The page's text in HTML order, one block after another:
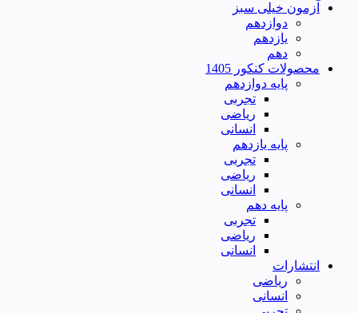
آزمون خیلی سبز
دوازدهم
یازدهم
دهم
محصولات کنکور 1405
پایه دوازدهم
تجربی
ریاضی
انسانی
پایه یازدهم
تجربی
ریاضی
انسانی
پایه دهم
تجربی
ریاضی
انسانی
انتشارات
ریاضی
انسانی